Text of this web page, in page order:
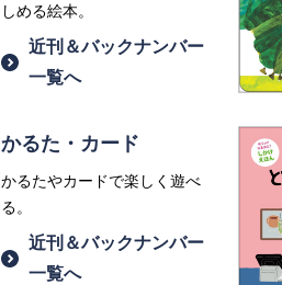
しめる絵本。
近刊＆バックナンバー
一覧へ
かるた・カード
かるたやカードで楽しく遊べ
る。
近刊＆バックナンバー
一覧へ